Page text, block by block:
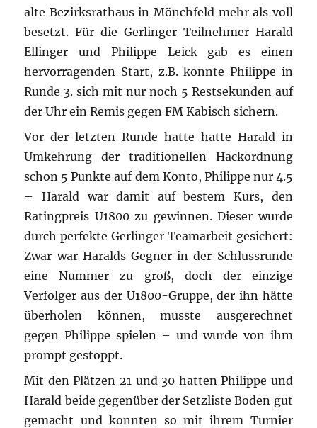
alte Bezirksrathaus in Mönchfeld mehr als voll
besetzt. Für die Gerlinger Teilnehmer Harald
Ellinger und Philippe Leick gab es einen
hervorragenden Start, z.B. konnte Philippe in
Runde 3. sich mit nur noch 5 Restsekunden auf
der Uhr ein Remis gegen FM Kabisch sichern.
Vor der letzten Runde hatte hatte Harald in
Umkehrung der traditionellen Hackordnung
schon 5 Punkte auf dem Konto, Philippe nur 4.5
– Harald war damit auf bestem Kurs, den
Ratingpreis U1800 zu gewinnen. Dieser wurde
durch perfekte Gerlinger Teamarbeit gesichert:
Zwar war Haralds Gegner in der Schlussrunde
eine Nummer zu groß, doch der einzige
Verfolger aus der U1800-Gruppe, der ihn hätte
überholen können, musste ausgerechnet
gegen Philippe spielen – und wurde von ihm
prompt gestoppt.
Mit den Plätzen 21 und 30 hatten Philippe und
Harald beide gegenüber der Setzliste Boden gut
gemacht und konnten so mit ihrem Turnier